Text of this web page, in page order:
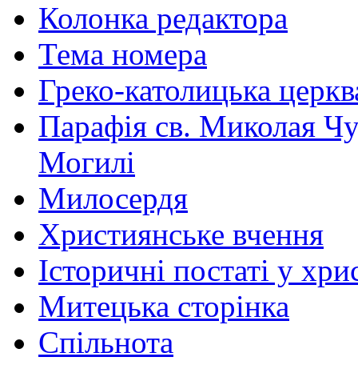
Колонка редактора
Тема номера
Греко-католицька
Парафія св. Миколая
Могилі
Милосердя
Християнське вчення
Історичні постаті у
Митецька сторінка
Спільнота